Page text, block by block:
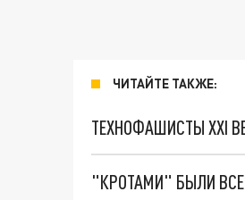
ЧИТАЙТЕ ТАКЖЕ:
ТЕХНОФАШИСТЫ XXI
"КРОТАМИ" БЫЛИ